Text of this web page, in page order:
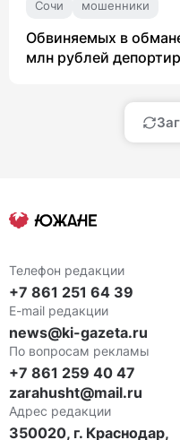
Сочи мошенники
Обвиняемых в
млн рублей
Телефон редакции
+7 861 251 64 39
E-mail редакции
news@ki-gazeta.ru
По вопросам рекламы
+7 861 259 40 47
zarahusht@mail.ru
Адрес редакции
350020, г. Краснодар,